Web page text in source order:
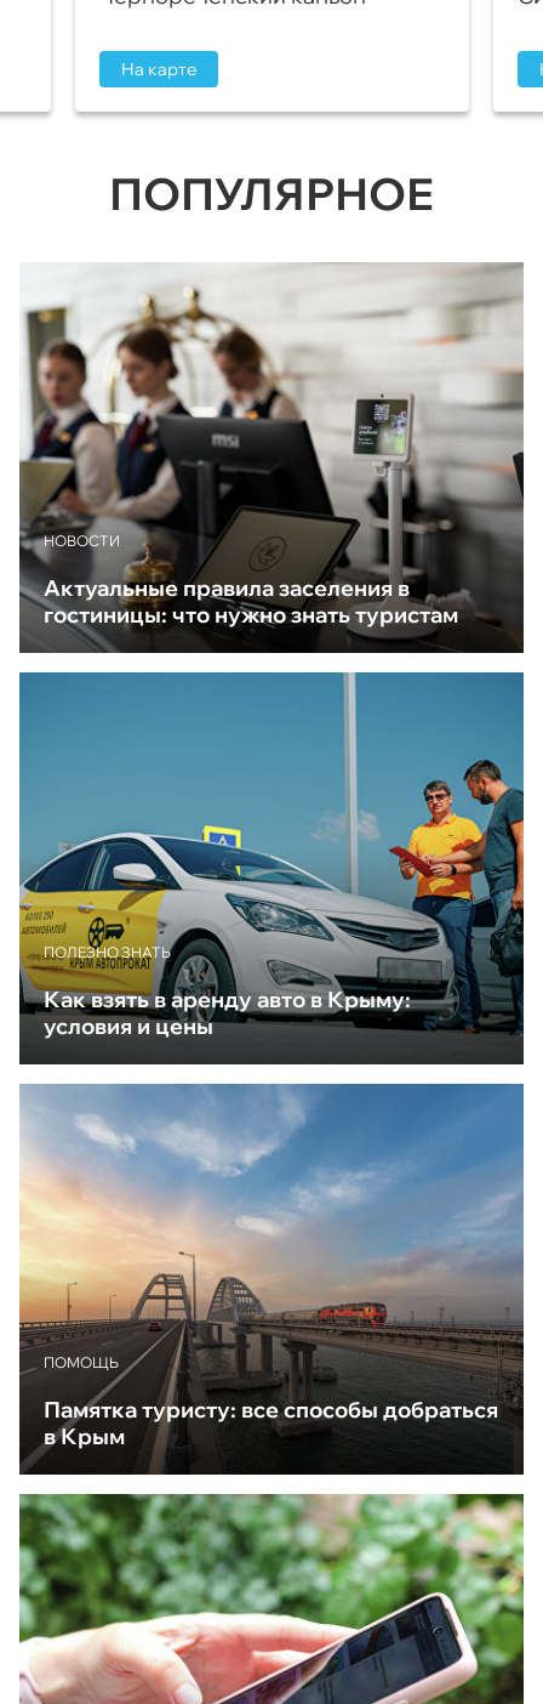
На карте
ПОПУЛЯРНОЕ
НОВОСТИ
Актуальные правила заселения в
гостиницы: что нужно знать туристам
ПОЛЕЗНО ЗНАТЬ
Как взять в аренду авто в Крыму:
условия и цены
ПОМОЩЬ
Памятка туристу: все способы добраться
в Крым